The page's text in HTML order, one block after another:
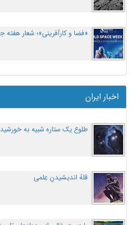
«فضا و کارآفرینی»؛ شعار هفته
اخبار ایران
طلوع یک ستاره شبیه به خورشید
قلهُ اندیشیدنِ عِلمی